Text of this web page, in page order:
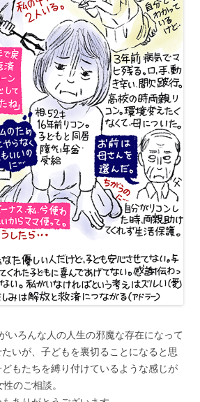
いろんな人の人生の邪魔な存在になって
いが、子どもを裏切ることになると思
もたちを縛り付けているような感じが
のご相談。